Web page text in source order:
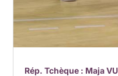
Rép. Tchèque : Maja